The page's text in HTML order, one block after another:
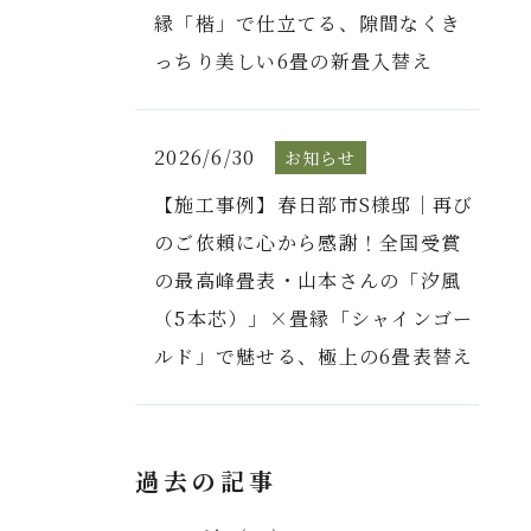
縁「楷」で仕立てる、隙間なくき
っちり美しい6畳の新畳入替え
2026/6/30 お知らせ
【施工事例】春日部市S様邸｜再び
のご依頼に心から感謝！全国受賞
の最高峰畳表・山本さんの「汐風
（5本芯）」×畳縁「シャインゴー
ルド」で魅せる、極上の6畳表替え
過去の記事